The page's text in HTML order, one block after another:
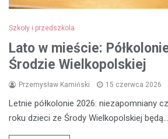
Szkoły i przedszkola
Lato w mieście:
Środzie Wielkopolskiej
Przemysław Kamiński 15 czerwca 2026
Letnie półkolonie 2026: niezapomniany
roku dzieci ze Środy Wielkopolskiej będą…